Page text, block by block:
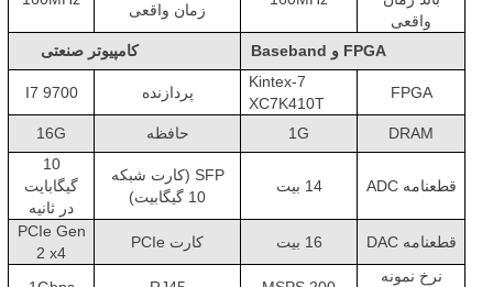
واقعی
زمان واقعی
FPGA و Baseband کامپیوتر صنعتی
FPGA
Kintex-7
XC7K410T
پردازنده I7 9700
DRAM
1G حافظه 16G
قطعنامه ADC 14 بیت
SFP (کارت شبکه
10 گیگابیت)
10
گيگابايت
در ثانیه
قطعنامه DAC
16 بیت کارت PCIe
PCIe Gen
2 x4
نرخ نمونه